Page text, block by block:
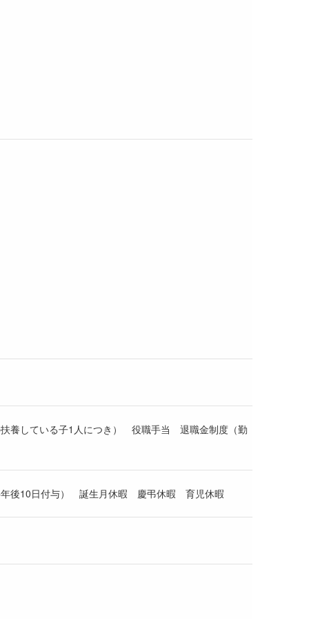
養している子1人につき） 役職手当 退職金制度（勤
後10日付与） 誕生月休暇 慶弔休暇 育児休暇